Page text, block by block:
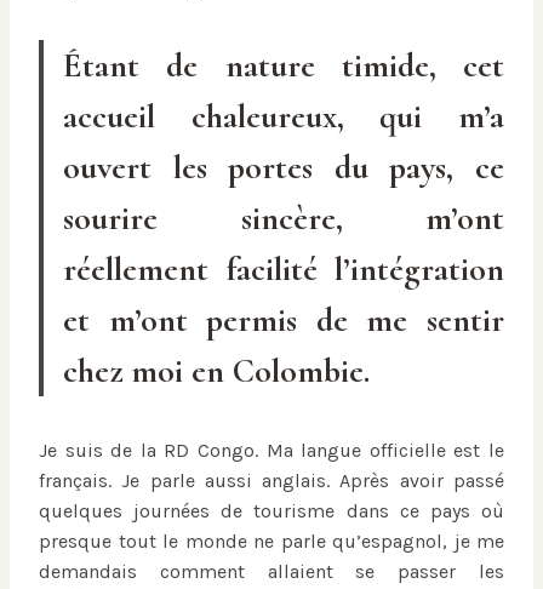
Étant de nature timide, cet
accueil chaleureux, qui m’a
ouvert les portes du pays, ce
sourire sincère, m’ont
réellement facilité l’intégration
et m’ont permis de me sentir
chez moi en Colombie.
Je suis de la RD Congo. Ma langue officielle est le
français. Je parle aussi anglais. Après avoir passé
quelques journées de tourisme dans ce pays où
presque tout le monde ne parle qu’espagnol, je me
demandais comment allaient se passer les